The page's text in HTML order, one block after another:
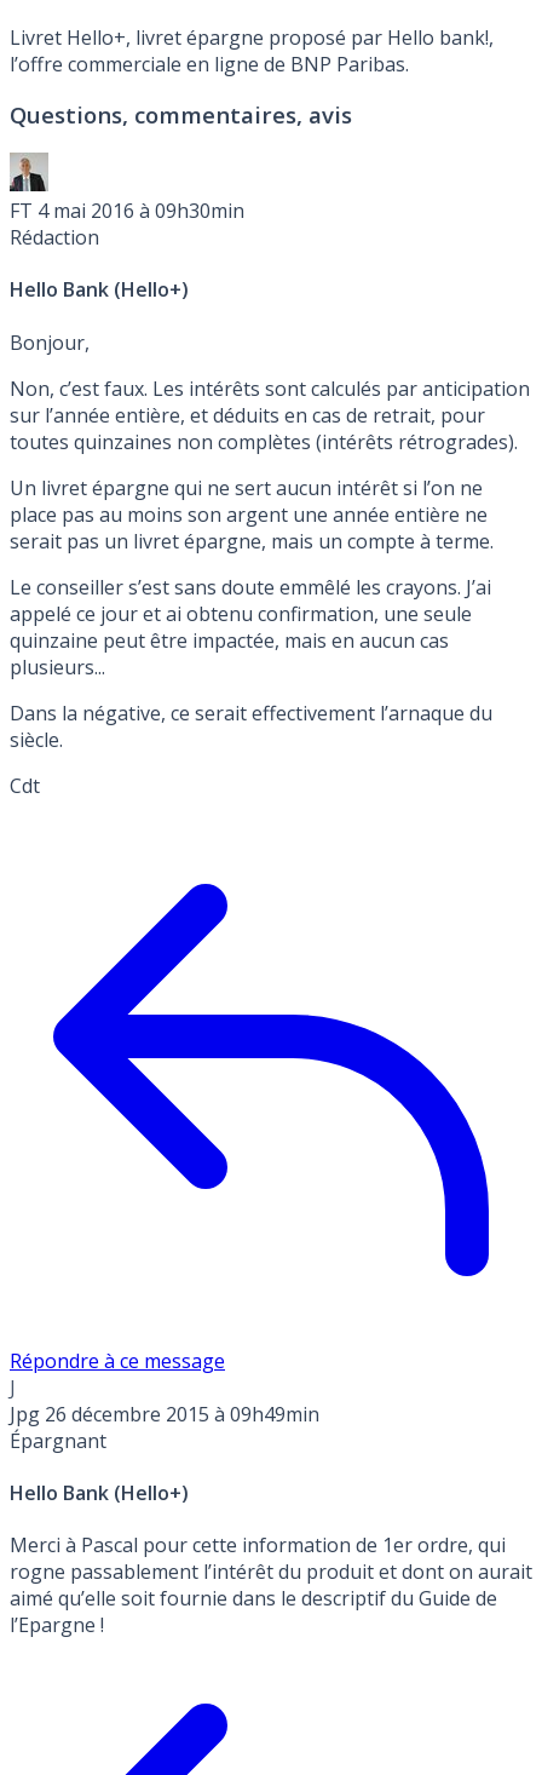
Livret Hello+, livret épargne proposé par Hello bank!,
l’offre commerciale en ligne de BNP Paribas.
Questions, commentaires, avis
FT 4 mai 2016 à 09h30min
Rédaction
Hello Bank (Hello+)
Bonjour,
Non, c’est faux. Les intérêts sont calculés par anticipation
sur l’année entière, et déduits en cas de retrait, pour
toutes quinzaines non complètes (intérêts rétrogrades).
Un livret épargne qui ne sert aucun intérêt si l’on ne
place pas au moins son argent une année entière ne
serait pas un livret épargne, mais un compte à terme.
Le conseiller s’est sans doute emmêlé les crayons. J’ai
appelé ce jour et ai obtenu confirmation, une seule
quinzaine peut être impactée, mais en aucun cas
plusieurs...
Dans la négative, ce serait effectivement l’arnaque du
siècle.
Cdt
Répondre à ce message
J
Jpg 26 décembre 2015 à 09h49min
Épargnant
Hello Bank (Hello+)
Merci à Pascal pour cette information de 1er ordre, qui
rogne passablement l’intérêt du produit et dont on aurait
aimé qu’elle soit fournie dans le descriptif du Guide de
l’Epargne !